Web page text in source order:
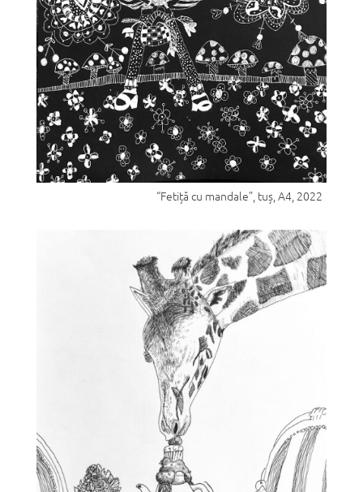
“Fetiță cu mandale”, tuș, A4, 2022